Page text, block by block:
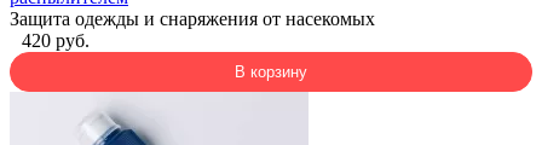
Защита одежды и снаряжения от насекомых
420 руб.
В корзину